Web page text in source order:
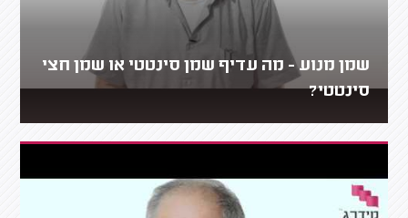
שמן מנוע - מה עדיף שמן סינטטי או שמן חצי
סינטטי?